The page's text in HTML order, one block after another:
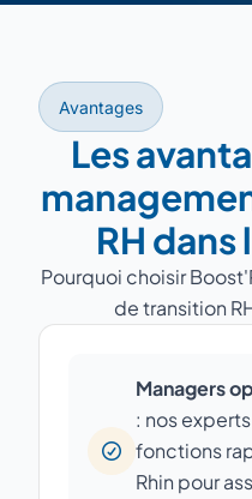
Avantages
Les
RH
Pourquoi choisir
de transition
Managers
: nos
fonctions
Rhin pour